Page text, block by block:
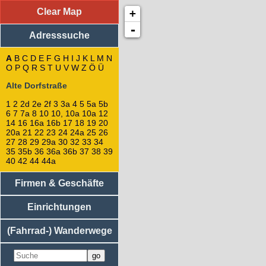
Adresssuche: Alte Dorfstraße
1
3a
2
3
5b
Alte Dorfstraße 5a
07751 Jena-Drackendorf
Alternativer Name: Drackendorfer Park
5
2e
2d
2f
7a
7
6
12
10, 10a
8
16b
14
Clear Map
Adresssuche
A B C D E F G H I J K L M N
O P Q R S T U V W Z Ö Ü
Alte Dorfstraße
1 2 2d 2e 2f 3 3a 4 5 5a 5b
6 7 7a 8 10 10, 10a 10a 12
14 16 16a 16b 17 18 19 20
20a 21 22 23 24 24a 25 26
27 28 29 29a 30 32 33 34
35 35b 36 36a 36b 37 38 39
40 42 44 44a
Firmen & Geschäfte
Einrichtungen
(Fahrrad-) Wanderwege
+
-